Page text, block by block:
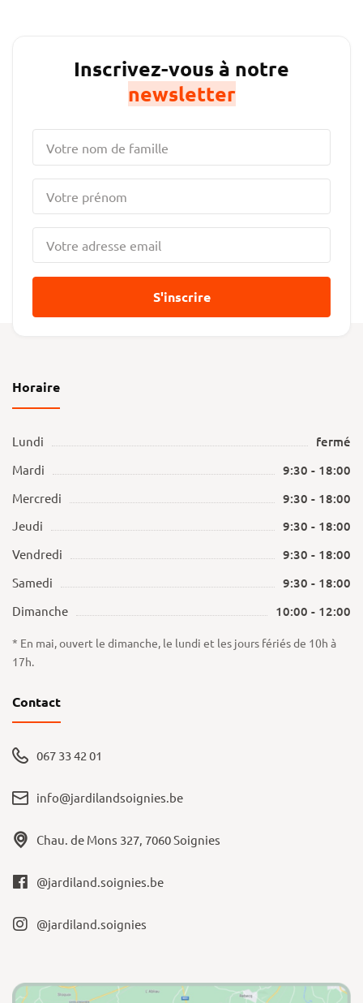
Inscrivez-vous à notre
newsletter
S'inscrire
Horaire
Lundi fermé
Mardi 9:30 - 18:00
Mercredi 9:30 - 18:00
Jeudi 9:30 - 18:00
Vendredi 9:30 - 18:00
Samedi 9:30 - 18:00
Dimanche 10:00 - 12:00
* En mai, ouvert le dimanche, le lundi et les jours fériés de 10h à
17h.
Contact
067 33 42 01
info@jardilandsoignies.be
Chau. de Mons 327, 7060 Soignies
@jardiland.soignies.be
@jardiland.soignies